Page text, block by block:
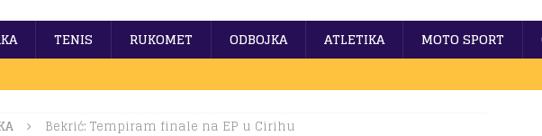
TENIS RUKOMET ODBOJKA ATLETIKA MOTO SPORT
Bekrić: Tempiram finale na EP u Cirihu